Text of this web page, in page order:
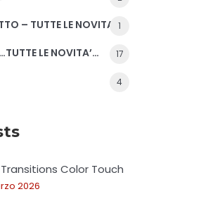
– TUTTE LE NOVITA' 1
LE NOVITA’… 17
4
Color Touch
2026